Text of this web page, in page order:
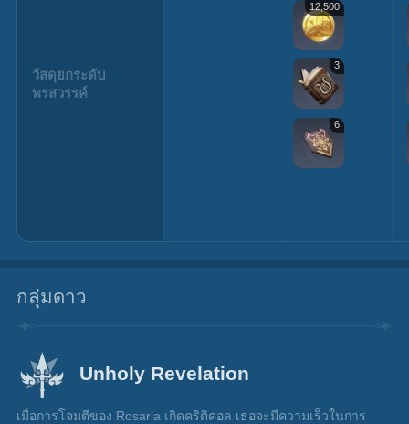
วัสดุยกระดับ
พรสวรรค์
12,500
3
6
กลุ่มดาว
Unholy Revelation
เมื่อการโจมตีของ Rosaria เกิดคริติคอล เธอจะมีความเร็วในการ